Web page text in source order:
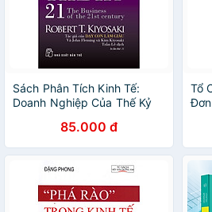
Sách Phân Tích Kinh Tế:
Doanh Nghiệp Của Thế Kỷ
85.000 đ
Tổ